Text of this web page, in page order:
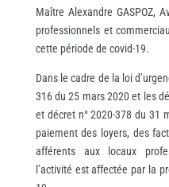
Maître Alexandre GASPOZ,
professionnels et
cette période de covid-19.
Dans le cadre de la loi
316 du 25 mars 2020 et les
et décret n° 2020-378 du 31
paiement des loyers, des
afférents aux locaux
l’activité est affectée par la